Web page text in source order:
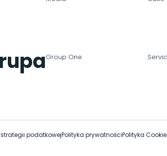
Group One
podatkowejPolityka prywatnościPolityka